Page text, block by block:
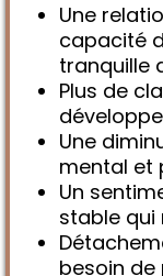
Une
capacité
tranquille
Plus de
Une
mental et
Un
stable qui
besoin de